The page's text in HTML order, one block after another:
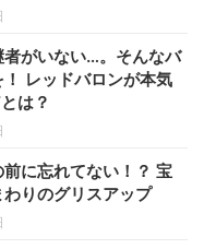
者がいない…。そんなバ
レッドバロンが本気
は？
に忘れてない！？ 宝
りのグリスアップ